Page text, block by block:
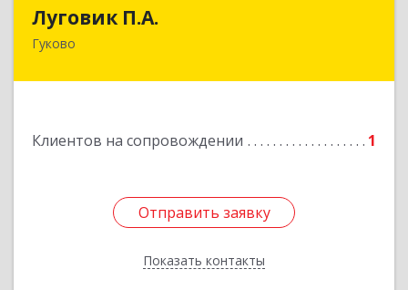
Луговик П.А.
Гуково
Клиентов на сопровождении 1
Отправить заявку
Показать контакты
Отправить заявку
Назад